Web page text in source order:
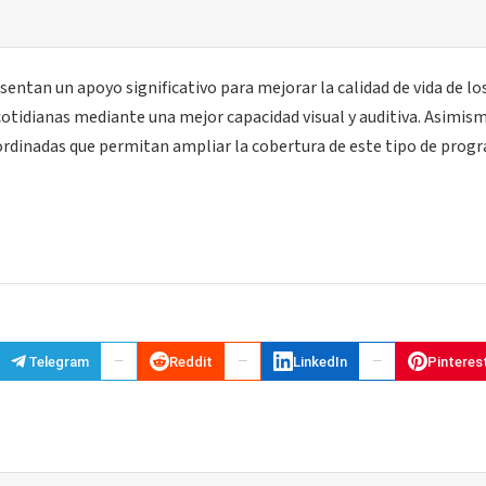
un apoyo significativo para mejorar la calidad de vida de
mediante una mejor capacidad visual y auditiva.
que permitan ampliar la cobertura de este tipo de
Telegram Reddit LinkedIn